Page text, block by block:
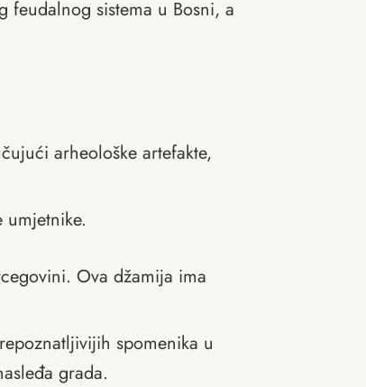
sistema u Bosni, a
arheološke artefakte,
Ova džamija ima
spomenika u
grada.